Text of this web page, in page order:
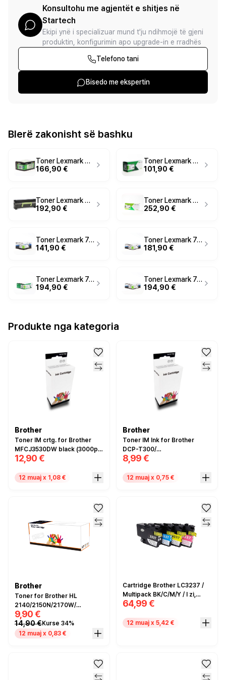
Konsultohu me agjentët e shitjes në
Startech
Ekipi ynë i specializuar mund t'ju ndihmojë të gjeni
produktin, konfigurimin apo upgrade-in e rradhës
Telefono tani
Bisedo me ekspertin
Blerë zakonisht së bashku
Toner Lexmark 802SY / XL – Verdhë
166,90 €
Toner Lexmark 502 – Zezë
101,90 €
Toner Lexmark 502H / XL – Zezë
192,90 €
Toner Lexmark 602X / XXL – Zezë
252,90 €
Toner Lexmark 74C20K0 – Zezë
141,90 €
Toner Lexmark 74C20M0 – Rozë
181,90 €
Toner Lexmark 74C2SC0 / XL – Blu
194,90 €
Toner Lexmark 74C2SM0 / XL – Rozë
194,90 €
Produkte nga kategoria
Brother
Toner IM crtg. for Brother
MFCJ3530DW black (3000p.),
LC3619/3617XLB –
12,90 €
12 muaj x 1,08 €
Brother
Toner IM Ink for Brother
DCP-T300/
500W/700W/800W black
8,99 €
12 muaj x 0,75 €
Brother
Toner for Brother HL
2140/2150N/2170W/
DCP7030/7040 (2.6k.)
TN2120 - Compatible
9,90 €
14,90 €Kurse 34%
12 muaj x 0,83 €
Cartridge Brother LC3237 /
Multipack BK/C/M/Y / I zi,
Cyan, Magenta dhe I verdhë /
64,99 €
12 muaj x 5,42 €